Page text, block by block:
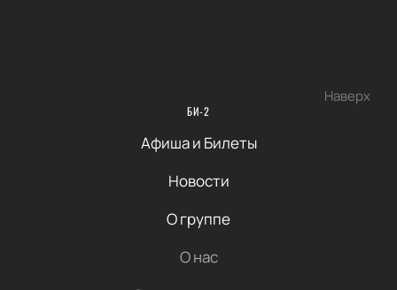
Наверх
БИ-2
Афиша и Билеты
Новости
О группе
О нас